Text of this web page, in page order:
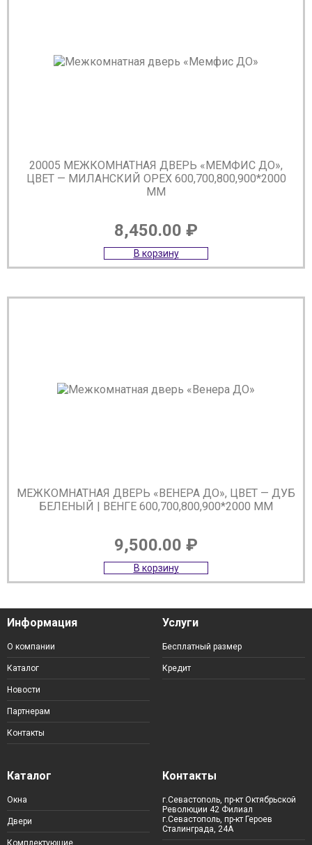
20005 МЕЖКОМНАТНАЯ ДВЕРЬ «МЕМФИС ДО»,
ЦВЕТ — МИЛАНСКИЙ ОРЕХ 600,700,800,900*2000
ММ
8,450.00 ₽
В корзину
МЕЖКОМНАТНАЯ ДВЕРЬ «ВЕНЕРА ДО», ЦВЕТ — ДУБ
БЕЛЕНЫЙ | ВЕНГЕ 600,700,800,900*2000 ММ
9,500.00 ₽
В корзину
Информация
О компании
Каталог
Новости
Партнерам
Контакты
Услуги
Бесплатный размер
Кредит
Каталог
Окна
Двери
Комплектующие
Контакты
г.Севастополь, пр-кт Октябрьской
Революции 42 Филиал
г.Севастополь, пр-кт Героев
Сталинграда, 24А